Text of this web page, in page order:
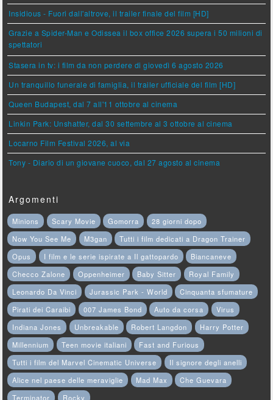
Insidious - Fuori dall'altrove, il trailer finale del film [HD]
Grazie a Spider-Man e Odissea il box office 2026 supera i 50 milioni di
spettatori
Stasera in tv: i film da non perdere di giovedì 6 agosto 2026
Un tranquillo funerale di famiglia, il trailer ufficiale del film [HD]
Queen Budapest, dal 7 all'11 ottobre al cinema
Linkin Park: Unshatter, dal 30 settembre al 3 ottobre al cinema
Locarno Film Festival 2026, al via
Tony - Diario di un giovane cuoco, dal 27 agosto al cinema
Argomenti
Minions Scary Movie Gomorra
28 giorni dopo
Now You See Me
M3gan
Tutti i film dedicati a Dragon Trainer
Opus
I film e le serie ispirate a Il gattopardo
Biancaneve
Checco Zalone
Oppenheimer Baby Sitter
Royal Family
Leonardo Da Vinci
Jurassic Park - World
Cinquanta sfumature
Pirati dei Caraibi
007 James Bond Auto da corsa
Virus
Indiana Jones
Unbreakable Robert Langdon
Harry Potter
Millennium
Teen movie italiani
Fast and Furious
Tutti i film del Marvel Cinematic Universe
Il signore degli anelli
Alice nel paese delle meraviglie
Mad Max
Che Guevara
Terminator
Rocky